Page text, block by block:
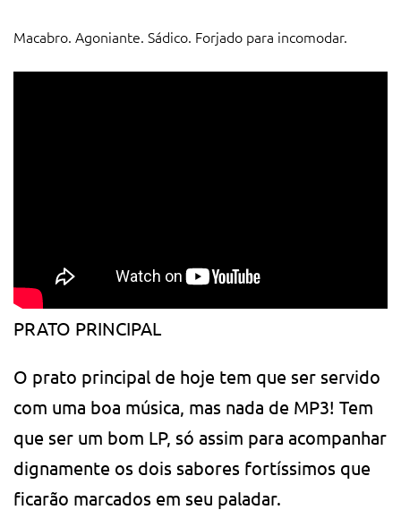
Macabro. Agoniante. Sádico. Forjado para incomodar.
PRATO PRINCIPAL
O prato principal de hoje tem que ser servido
com uma boa música, mas nada de MP3! Tem
que ser um bom LP, só assim para acompanhar
dignamente os dois sabores fortíssimos que
ficarão marcados em seu paladar.